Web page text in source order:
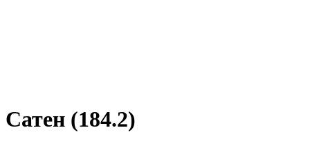
Сатен (184.2)